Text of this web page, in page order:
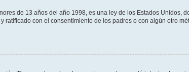
de 13 años del año 1998, es una ley de los Estados Unidos,
ratificado con el consentimiento de los padres o con algún otro